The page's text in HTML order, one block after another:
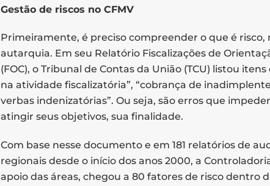
Gestão de riscos no CFMV
Primeiramente, é preciso compreender o que é risco,
autarquia. Em seu Relatório Fiscalizações de
(FOC), o Tribunal de Contas da União (TCU) listou
na atividade fiscalizatória”, “cobrança de
verbas indenizatórias”. Ou seja, são erros que
atingir seus objetivos, sua finalidade.
Com base nesse documento e em 181 relatórios de
regionais desde o início dos anos 2000, a
apoio das áreas, chegou a 80 fatores de risco dentro